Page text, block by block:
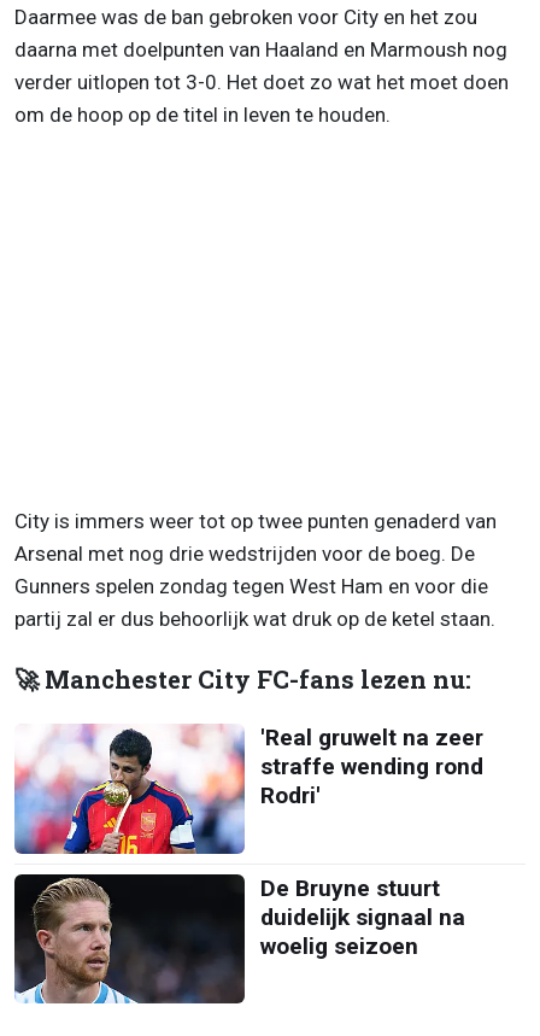
Daarmee was de ban gebroken voor City en het zou
daarna met doelpunten van Haaland en Marmoush nog
verder uitlopen tot 3-0. Het doet zo wat het moet doen
om de hoop op de titel in leven te houden.
City is immers weer tot op twee punten genaderd van
Arsenal met nog drie wedstrijden voor de boeg. De
Gunners spelen zondag tegen West Ham en voor die
partij zal er dus behoorlijk wat druk op de ketel staan.
🚀 Manchester City FC-fans lezen nu:
'Real gruwelt na zeer
straffe wending rond
Rodri'
De Bruyne stuurt
duidelijk signaal na
woelig seizoen